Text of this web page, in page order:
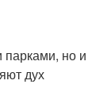
парками, но и
дух